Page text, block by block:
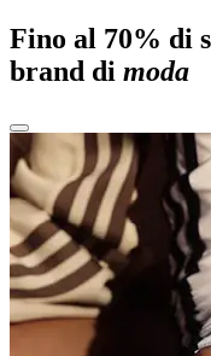
Fino al 70% di
brand di moda